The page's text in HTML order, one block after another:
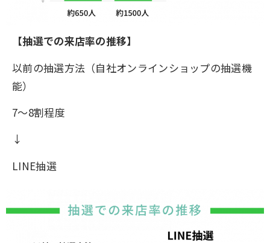
【抽選での来店率の推移】
以前の抽選方法（自社オンラインショップの抽選機
能）
7～8割程度
↓
LINE抽選